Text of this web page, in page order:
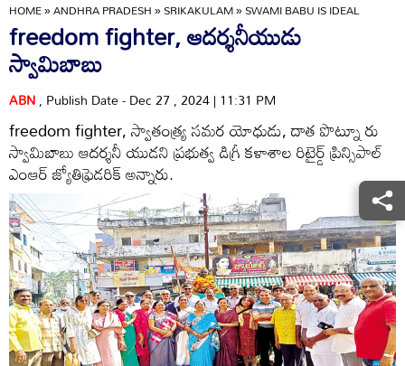
HOME»ANDHRA PRADESH»SRIKAKULAM»SWAMI BABU IS IDEAL
freedom fighter, ఆదర్శనీయుడు
స్వామిబాబు
ABN, Publish Date - Dec 27 , 2024 | 11:31 PM
freedom fighter, స్వాతంత్య్ర సమర యోధుడు, దాత పొట్నూ రు
స్వామిబాబు ఆదర్శనీ యుడని ప్రభుత్వ డిగ్రీ కళాశాల రిటైర్డ్‌ ప్రిన్సిపాల్‌
ఎంఆర్‌ జ్యోతిఫ్రెడరిక్‌ అన్నారు.